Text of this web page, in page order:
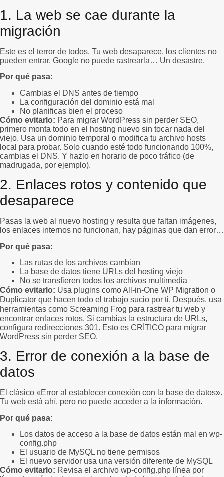
1. La web se cae durante la
migración
Este es el terror de todos. Tu web desaparece, los clientes no
pueden entrar, Google no puede rastrearla… Un desastre.
Por qué pasa:
Cambias el DNS antes de tiempo
La configuración del dominio está mal
No planificas bien el proceso
Cómo evitarlo: Para migrar WordPress sin perder SEO,
primero monta todo en el hosting nuevo sin tocar nada del
viejo. Usa un dominio temporal o modifica tu archivo hosts
local para probar. Solo cuando esté todo funcionando 100%,
cambias el DNS. Y hazlo en horario de poco tráfico (de
madrugada, por ejemplo).
2. Enlaces rotos y contenido que
desaparece
Pasas la web al nuevo hosting y resulta que faltan imágenes,
los enlaces internos no funcionan, hay páginas que dan error…
Por qué pasa:
Las rutas de los archivos cambian
La base de datos tiene URLs del hosting viejo
No se transfieren todos los archivos multimedia
Cómo evitarlo: Usa plugins como All-in-One WP Migration o
Duplicator que hacen todo el trabajo sucio por ti. Después, usa
herramientas como Screaming Frog para rastrear tu web y
encontrar enlaces rotos. Si cambias la estructura de URLs,
configura redirecciones 301. Esto es CRÍTICO para migrar
WordPress sin perder SEO.
3. Error de conexión a la base de
datos
El clásico «Error al establecer conexión con la base de datos».
Tu web está ahí, pero no puede acceder a la información.
Por qué pasa:
Los datos de acceso a la base de datos están mal en wp-
config.php
El usuario de MySQL no tiene permisos
El nuevo servidor usa una versión diferente de MySQL
Cómo evitarlo: Revisa el archivo wp-config.php línea por